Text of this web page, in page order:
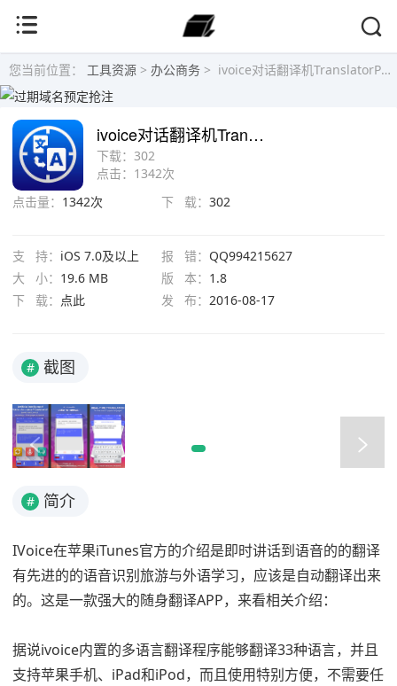
您当前位置： 工具资源 > 办公商务 > ivoice对话翻译机TranslatorPRO VolganShpitz开发的同步语音翻译
下载： 302
点击： 1342次
ivoice对话翻译机TranslatorPRO VolganShpitz开发的同步语音翻译
点击量： 1342次 下 载： 302
支 持： iOS 7.0及以上 报 错： QQ994215627
大 小： 19.6 MB 版 本： 1.8
下 载： 点此 发 布： 2016-08-17
# 截图
# 简介
IVoice在苹果iTunes官方的介绍是即时讲话到语音的的翻译
有先进的的语音识别旅游与外语学习，应该是自动翻译出来
的。这是一款强大的随身翻译APP，来看相关介绍：
据说ivoice内置的多语言翻译程序能够翻译33种语言，并且
支持苹果手机、iPad和iPod，而且使用特别方便，不需要任